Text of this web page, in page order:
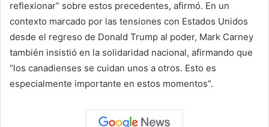
reflexionar” sobre estos precedentes, afirmó. En un
contexto marcado por las tensiones con Estados Unidos
desde el regreso de Donald Trump al poder, Mark Carney
también insistió en la solidaridad nacional, afirmando que
“los canadienses se cuidan unos a otros. Esto es
especialmente importante en estos momentos”.